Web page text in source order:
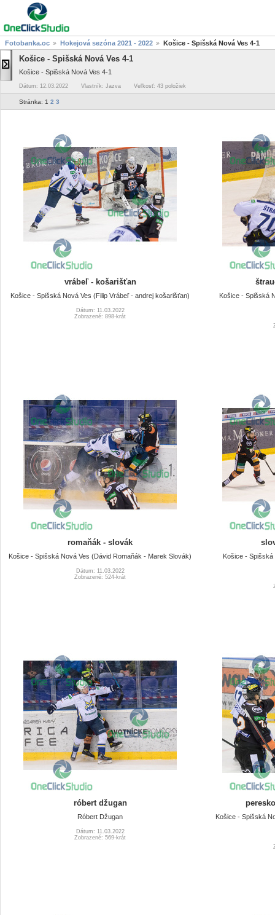
Fotobanka.oc Hokejová sezóna 2021 - 2022 Košice - Spišská Nová Ves 4-1
Košice - Spišská Nová Ves 4-1
Košice - Spišská Nová Ves 4-1
Dátum: 12.03.2022 Vlastník: Jazva Veľkosť: 43 položiek
Stránka: 1 2 3
vrábeľ - košarišťan
Košice - Spišská Nová Ves (Filip Vrábeľ - andrej košarišťan)
Dátum: 11.03.2022
Zobrazené: 898-krát
Košice - Spišská
romaňák - slovák
Košice - Spišská Nová Ves (Dávid Romaňák - Marek Slovák)
Dátum: 11.03.2022
Zobrazené: 524-krát
Košice -
róbert džugan
Róbert Džugan
Dátum: 11.03.2022
Zobrazené: 569-krát
Košice - Spišská